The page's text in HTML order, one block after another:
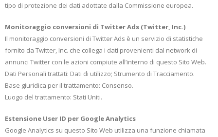
tipo di protezione dei dati adottate dalla Commissione europea.
Monitoraggio conversioni di Twitter Ads (Twitter, Inc.)
Il monitoraggio conversioni di Twitter Ads è un servizio di statistiche
fornito da Twitter, Inc. che collega i dati provenienti dal network di
annunci Twitter con le azioni compiute all’interno di questo Sito Web.
Dati Personali trattati: Dati di utilizzo; Strumento di Tracciamento.
Base giuridica per il trattamento: Consenso.
Luogo del trattamento: Stati Uniti.
Estensione User ID per Google Analytics
Google Analytics su questo Sito Web utilizza una funzione chiamata